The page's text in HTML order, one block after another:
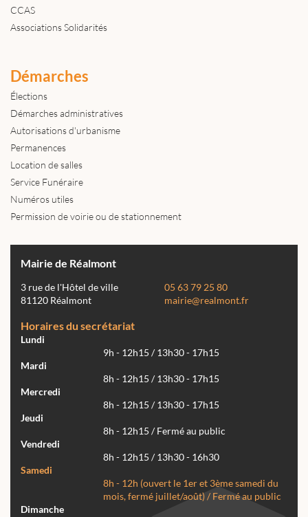
CCAS
Associations Solidarités
Démarches
Élections
Démarches administratives
Autorisations d'urbanisme
Permanences
Location de salles
Service Funéraire
Numéros utiles
Permission de voirie ou de stationnement
Mairie de Réalmont
3 rue de l'Hôtel de ville
81120 Réalmont
05 63 79 25 80
mairie@realmont.fr
Horaires du secrétariat
Lundi
9h - 12h15 / 13h30 - 17h15
Mardi
8h - 12h15 / 13h30 - 17h15
Mercredi
8h - 12h15 / 13h30 - 17h15
Jeudi
8h - 12h15 / Fermé au public
Vendredi
8h - 12h15 / 13h30 - 16h30
Samedi
8h - 12h (ouvert le 1er et 3ème samedi du
mois, fermé juillet/août) / Fermé au public
Dimanche